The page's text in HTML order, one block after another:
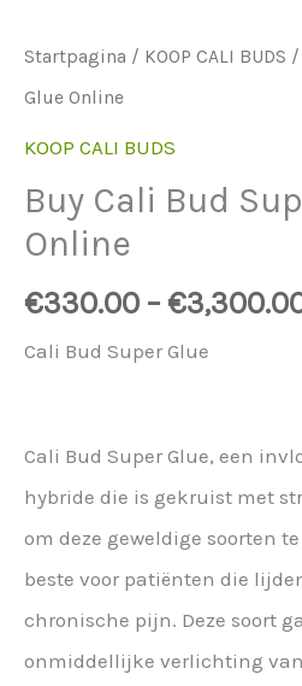
Startpagina / KOOP CALI BUDS /
Glue Online
KOOP CALI BUDS
Buy Cali Bud
Online
€330.00 – €
Cali Bud Super Glue
Cali Bud Super Glue, een
hybride die is gekruist met
om deze geweldige soorten
beste voor patiënten die
chronische pijn. Deze soort
onmiddellijke verlichting